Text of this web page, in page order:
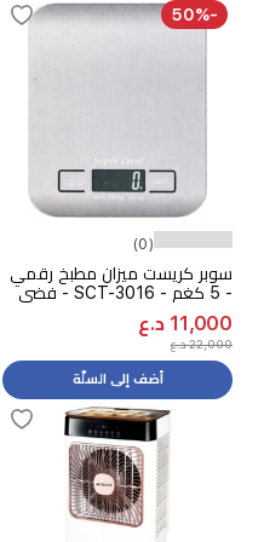
-50%
(0)
سوبر كريست ميزان مطبخ رقمي
- 5 كغم - SCT-3016 - فضي
11,000 د.ع
22,000 د.ع
أضف إلى السلّة